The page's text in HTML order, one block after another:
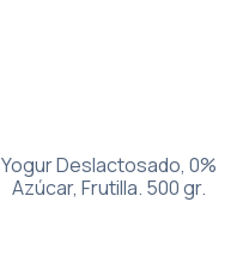
Yogur Deslactosado, 0%
Azúcar, Frutilla. 500 gr.